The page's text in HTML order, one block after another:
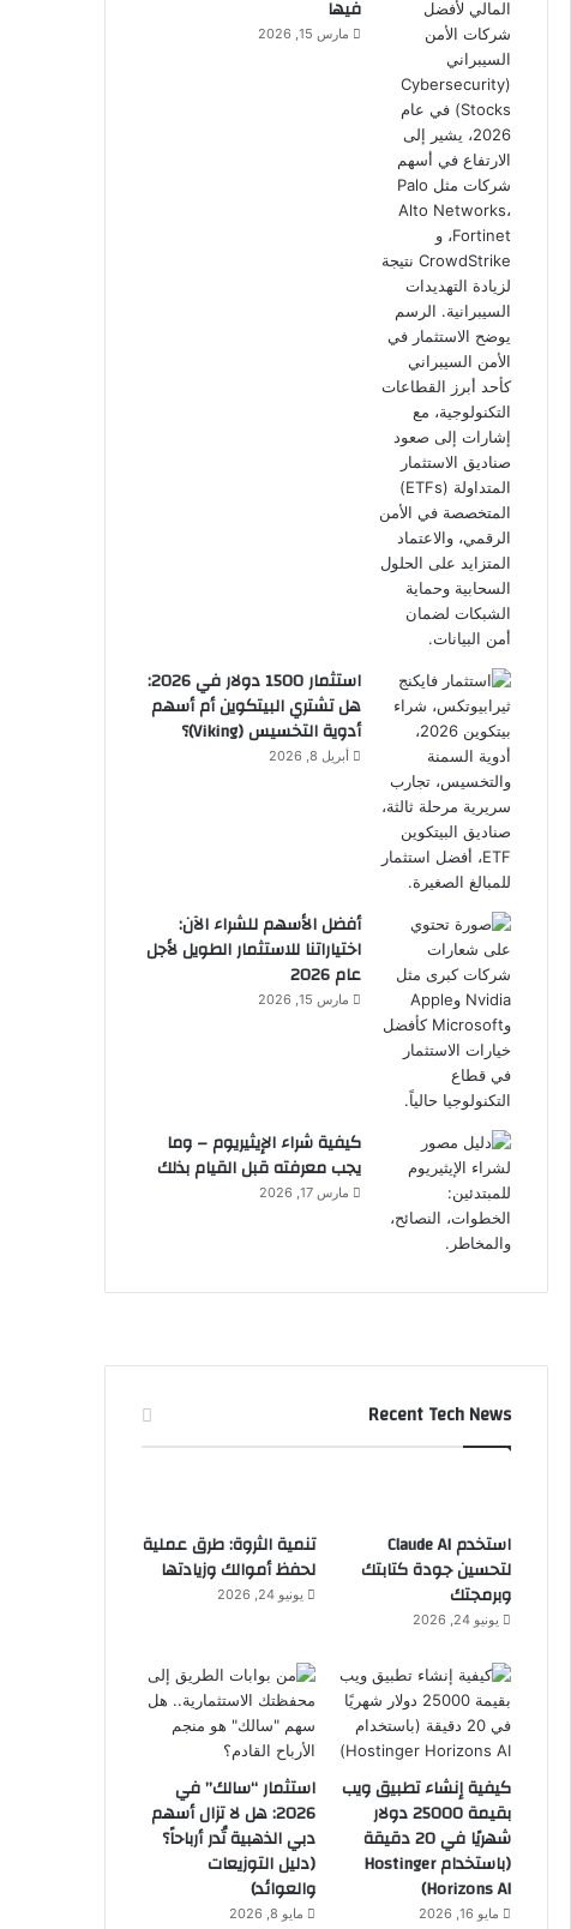
فيها
مارس 15, 2026
استثمار 1500 دولار في 2026:
هل تشتري البيتكوين أم أسهم
أدوية التخسيس (Viking)؟
أبريل 8, 2026
أفضل الأسهم للشراء الآن:
اختياراتنا للاستثمار الطويل لأجل
عام 2026
مارس 15, 2026
كيفية شراء الإيثيريوم – وما
يجب معرفته قبل القيام بذلك
مارس 17, 2026
Recent Tech News
استخدم Claude AI
لتحسين جودة كتابتك
وبرمجتك
يونيو 24, 2026
تنمية الثروة: طرق عملية
لحفظ أموالك وزيادتها
يونيو 24, 2026
كيفية إنشاء تطبيق ويب
بقيمة 25000 دولار
شهريًا في 20 دقيقة
(باستخدام Hostinger
Horizons AI)
مايو 16, 2026
استثمار “سالك” في
2026: هل لا تزال أسهم
دبي الذهبية تُدر أرباحاً؟
(دليل التوزيعات
والعوائد)
مايو 8, 2026